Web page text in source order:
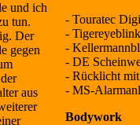
und ich
tun.
Der
gegen
aus
- Touratec
-
-
- DE
- Rücklicht
- MS-
Bodywork